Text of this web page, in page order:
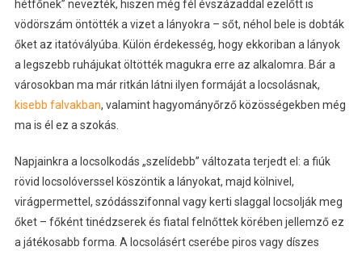
hétfőnek” nevezték, hiszen még fél évszázaddal ezelőtt is
vödörszám öntötték a vizet a lányokra – sőt, néhol bele is dobták
őket az itatóvályúba. Külön érdekesség, hogy ekkoriban a lányok
a legszebb ruhájukat öltötték magukra erre az alkalomra. Bár a
városokban ma már ritkán látni ilyen formáját a locsolásnak,
kisebb falvakban, valamint hagyományőrző közösségekben még
ma is él ez a szokás.
Napjainkra a locsolkodás „szelídebb” változata terjedt el: a fiúk
rövid locsolóverssel köszöntik a lányokat, majd kölnivel,
virágpermettel, szódásszifonnal vagy kerti slaggal locsolják meg
őket – főként tinédzserek és fiatal felnőttek körében jellemző ez
a játékosabb forma. A locsolásért cserébe piros vagy díszes